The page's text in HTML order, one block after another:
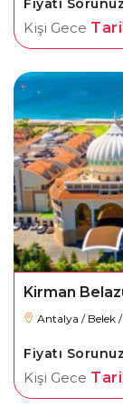
Fiyatı Sorunuz
Kişi Gece
Kirman
Antalya / Belek
Fiyatı Sorunuz
Kişi Gece